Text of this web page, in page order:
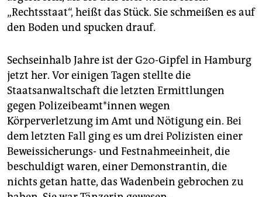
„Rechtsstaat“, heißt das Stück. Sie schmeißen es auf
den Boden und spucken drauf.
Sechseinhalb Jahre ist der G20-Gipfel in Hamburg
jetzt her. Vor einigen Tagen stellte die
Staatsanwaltschaft die letzten Ermittlungen
gegen Po­li­zei­be­am­t*in­nen wegen
Körperverletzung im Amt und Nötigung ein. Bei
dem letzten Fall ging es um drei Polizisten einer
Beweissicherungs- und Festnahmeeinheit, die
beschuldigt waren, einer Demonstrantin, die
nichts getan hatte, das Wadenbein gebrochen zu